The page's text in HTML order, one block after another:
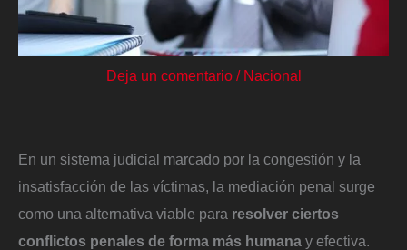
Deja un comentario / Nacional
En un sistema judicial marcado por la congestión y la
insatisfacción de las víctimas, la mediación penal surge
como una alternativa viable para resolver ciertos
conflictos penales de forma más humana y efectiva.